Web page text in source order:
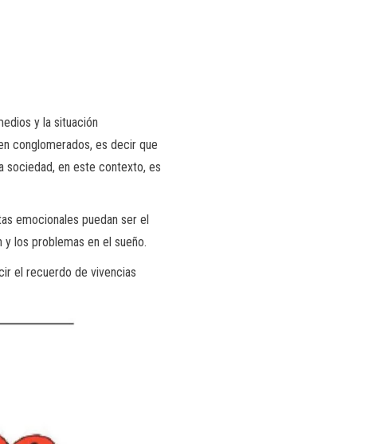
y la situación
conglomerados, es decir que
sociedad, en este contexto, es
emocionales puedan ser el
los problemas en el sueño.
el recuerdo de vivencias